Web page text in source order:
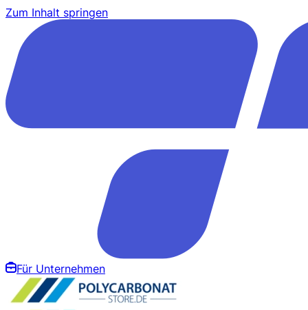
Zum Inhalt springen
Für Unternehmen